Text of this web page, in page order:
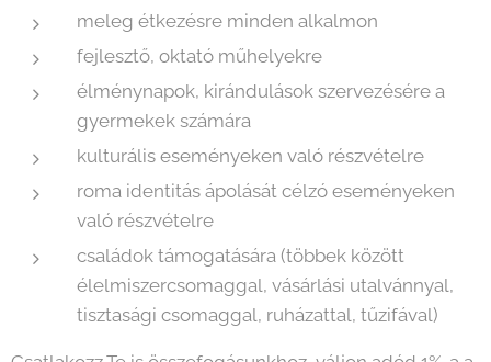
meleg étkezésre minden alkalmon
fejlesztő, oktató műhelyekre
élménynapok, kirándulások szervezésére a
gyermekek számára
kulturális eseményeken való részvételre
roma identitás ápolását célzó eseményeken
való részvételre
családok támogatására (többek között
élelmiszercsomaggal, vásárlási utalvánnyal,
tisztasági csomaggal, ruházattal, tűzifával)